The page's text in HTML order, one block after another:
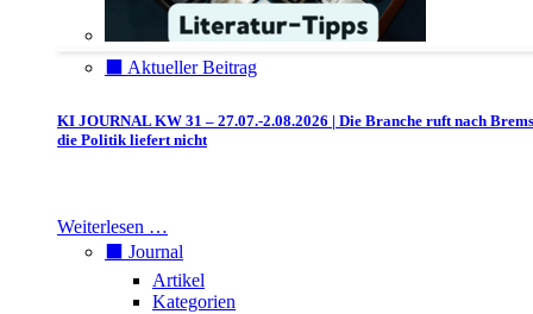
⬛️ Aktueller Beitrag
KI JOURNAL KW 31 – 27.07.-2.08.2026 | Die Branche ruft nach
die Politik liefert nicht
Weiterlesen …
⬛️ Journal
Artikel
Kategorien